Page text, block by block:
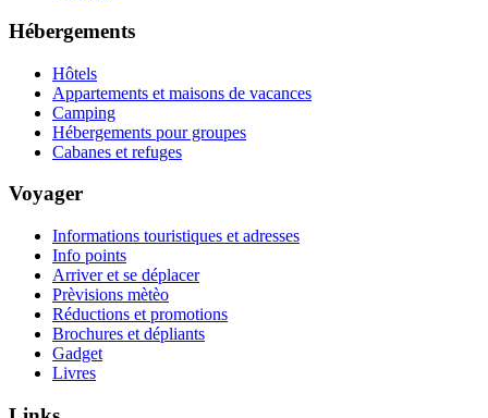
Hébergements
Hôtels
Appartements et maisons de vacances
Camping
Hébergements pour groupes
Cabanes et refuges
Voyager
Informations touristiques et adresses
Info points
Arriver et se déplacer
Prèvisions mètèo
Réductions et promotions
Brochures et dépliants
Gadget
Livres